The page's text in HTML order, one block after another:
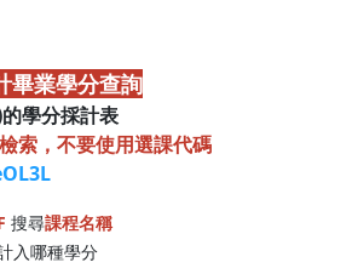
畢業學分查詢
學分採計表
索，不要使用選課代碼
搜尋課程名稱
入哪種學分